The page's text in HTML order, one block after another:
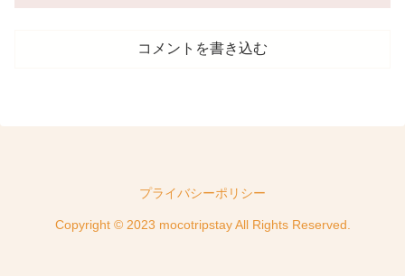
コメントを書き込む
プライバシーポリシー
Copyright © 2023 mocotripstay All Rights Reserved.